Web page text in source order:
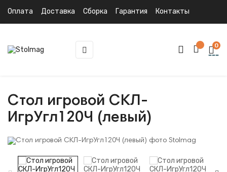
Оплата Доставка Сборка Гарантия Контакты
Toggle
navigation
☰ 0
Стол игровой СКЛ-
ИгрУгл120Ч (левый)